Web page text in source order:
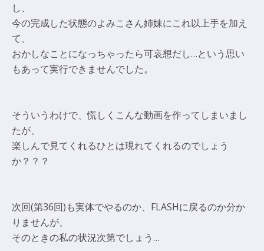
し、
今の完成した状態のよみこさん姉妹にこれ以上手を加え
て、
おかしなことになっちゃったら可哀想だし…という思い
もあって実行できませんでした。
そういうわけで、慌しくこんな動画を作ってしまいまし
たが、
楽しんで見てくれるひとは現れてくれるのでしょう
か？？？
次回(第36回)も実体でやるのか、FLASHに戻るのか分か
りませんが、
そのときの私の状況次第でしょう…